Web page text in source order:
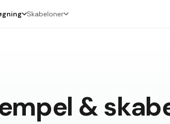
Skabeloner
&